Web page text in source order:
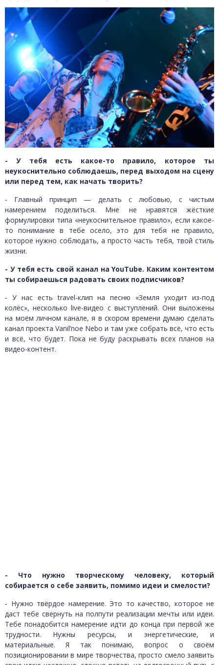
- У тебя есть какое-то правило, которое ты
неукоснительно соблюдаешь, перед выходом на сцену
или перед тем, как начать творить?
- Главный принцип — делать с любовью, с чистым
намерением поделиться. Мне не нравятся жёсткие
формулировки типа «неукоснительное правило», если какое-
то понимание в тебе осело, это для тебя не правило,
которое нужно соблюдать, а просто часть тебя, твой стиль
жизни.
- У тебя есть свой канал наYouTube. Каким контентом
ты собираешься радовать своих подписчиков?
- У нас есть travel-клип на песню «Земля уходит из-под
колёс», несколько live-видео с выступлений. Они выложены
на моём личном канале, я в скором времени думаю сделать
канал проекта Vanil’noe Nebo и там уже собрать всё, что есть
и всё, что будет. Пока не буду раскрывать всех планов на
видео-контент.
- Что нужно творческому человеку, который
собирается о себе заявить, помимо идеи и смелости?
- Нужно твёрдое намерение. Это то качество, которое не
даст тебе свернуть на полпути реализации мечты или идеи.
Тебе понадобится намерение идти до конца при первой же
трудности. Нужны ресурсы, и энергетические, и
материальные. Я так понимаю, вопрос о своём
позиционировании в мире творчества, просто смело заявить